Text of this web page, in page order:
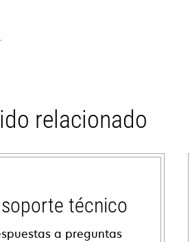
relacionado
técnico
a preguntas